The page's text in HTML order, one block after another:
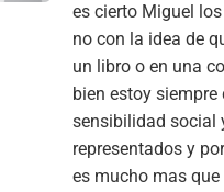
es cierto Miguel
no con la idea de
un libro o en una
bien estoy
sensibilidad social
representados y
es mucho mas